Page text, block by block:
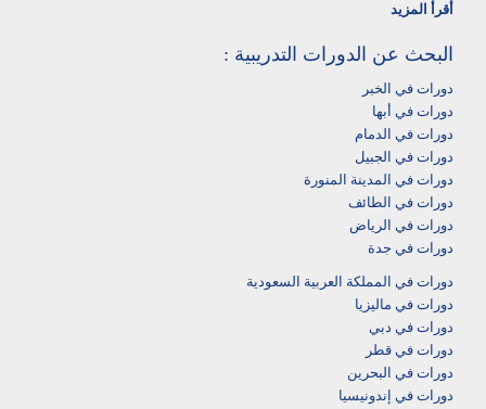
أقرأ المزيد
البحث عن الدورات التدريبية :
دورات في الخبر
دورات في أبها‎
دورات في الدمام‎
دورات في الجبيل
دورات في المدينة المنورة
دورات في الطائف
دورات في الرياض
دورات في جدة
دورات في المملكة العربية السعودية
دورات في ماليزيا
دورات في دبي
دورات في قطر
دورات في البحرين
دورات في إندونيسيا